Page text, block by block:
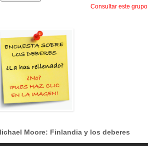
Consultar este grupo
Moore: Finlandia y los deberes